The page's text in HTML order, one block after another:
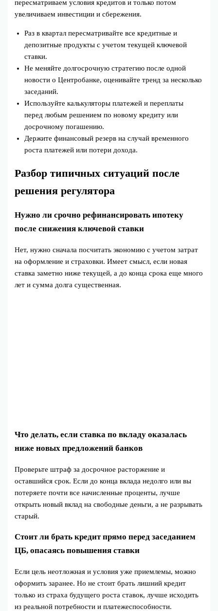
пересматриваем условия кредитов и только потом
увеличиваем инвестиции и сбережения.
Раз в квартал пересматривайте все кредитные и
депозитные продукты с учетом текущей ключевой
ставки.
Не меняйте долгосрочную стратегию после одной
новости о Центробанке, оценивайте тренд за несколько
заседаний.
Используйте калькуляторы платежей и переплаты
перед любым решением по новому кредиту или
досрочному погашению.
Держите финансовый резерв на случай временного
роста платежей или потери дохода.
Разбор типичных ситуаций после
решения регулятора
Нужно ли срочно рефинансировать ипотеку
после снижения ключевой ставки
Нет, нужно сначала посчитать экономию с учетом затрат
на оформление и страховки. Имеет смысл, если новая
ставка заметно ниже текущей, а до конца срока еще много
лет и сумма долга существенная.
Что делать, если ставка по вкладу оказалась
ниже новых предложений банков
Проверьте штраф за досрочное расторжение и
оставшийся срок. Если до конца вклада недолго или вы
потеряете почти все начисленные проценты, лучше
открыть новый вклад на свободные деньги, а не разрывать
старый.
Стоит ли брать кредит прямо перед заседанием
ЦБ, опасаясь повышения ставки
Если цель неотложная и условия уже приемлемы, можно
оформить заранее. Но не стоит брать лишний кредит
только из страха будущего роста ставок, лучше исходить
из реальной потребности и платежеспособности.